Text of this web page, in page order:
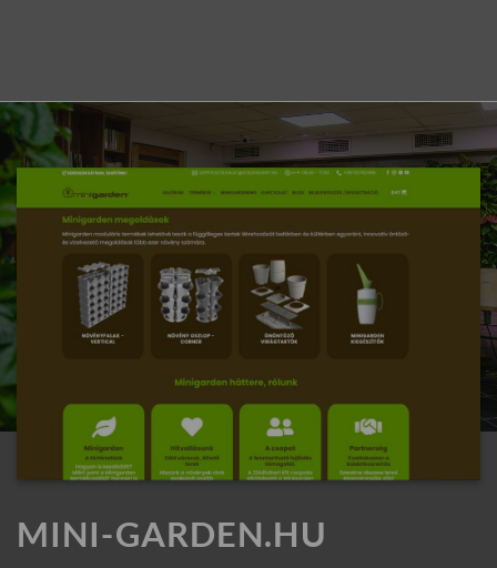
MINI-GARDEN.HU